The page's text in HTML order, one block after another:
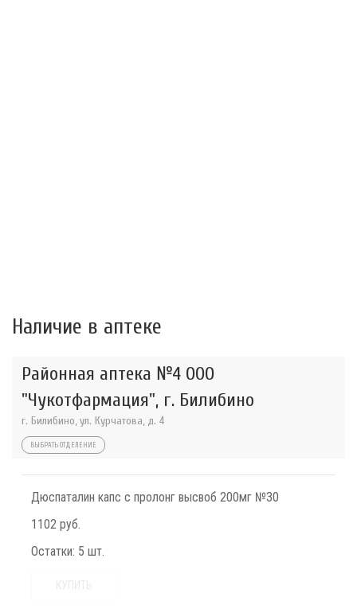
Наличие в аптеке
Районная аптека №4 ООО
"Чукотфармация", г. Билибино
г. Билибино, ул. Курчатова, д. 4
ВЫБРАТЬ ОТДЕЛЕНИЕ
Дюспаталин капс с пролонг высвоб 200мг №30
1102 руб.
Остатки: 5 шт.